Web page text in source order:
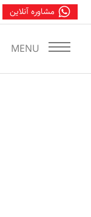
مشاوره آنلاین
MENU